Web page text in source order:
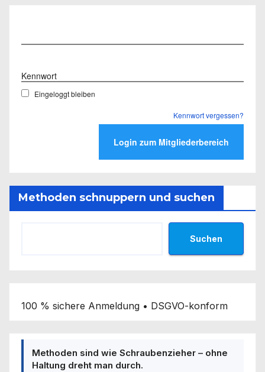
Kennwort
Eingeloggt bleiben
Kennwort vergessen?
Methoden schnuppern und suchen
Suchen
100 % sichere Anmeldung • DSGVO-konform
Methoden sind wie Schraubenzieher – ohne
Haltung dreht man durch.